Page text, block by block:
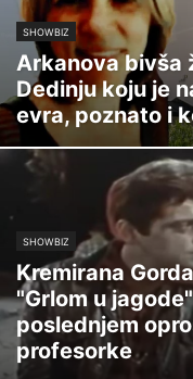
SHOWBIZ
Arkanova bivša
Dedinju koju je
evra, poznato i
SHOWBIZ
Kremirana
"Grlom u
poslednjem
profesorke